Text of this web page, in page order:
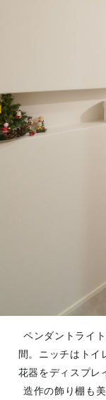
ペンダントライ
間。ニッチはトイ
花器をディスプレ
造作の飾り棚も